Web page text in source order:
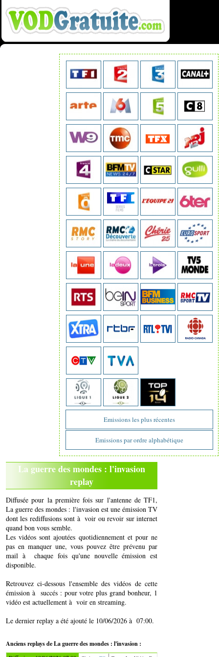
Emissions les plus récentes
Emissions par ordre alphabétique
La guerre des mondes : l'invasion
replay
Diffusée pour la première fois sur l'antenne de TF1,
La guerre des mondes : l'invasion est une émission TV
dont les rediffusions sont à voir ou revoir sur internet
quand bon vous semble.
Les vidéos sont ajoutées quotidiennement et pour ne
pas en manquer une, vous pouvez être prévenu par
mail à chaque fois qu'une nouvelle émission est
disponible.
Retrouvez ci-dessous l'ensemble des vidéos de cette
émission à succés : pour votre plus grand bonheur, 1
vidéo est actuellement à voir en streaming.
Le dernier replay a été ajouté le 10/06/2026 à 07:00.
Anciens replays de La guerre des mondes : l'invasion :